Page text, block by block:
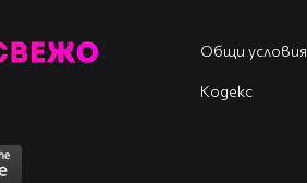
Общи условия
Кодекс